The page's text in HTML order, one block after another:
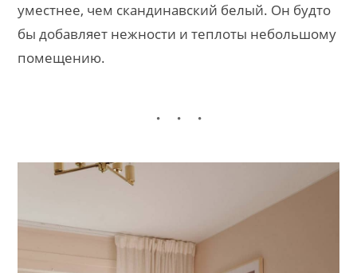
уместнее, чем скандинавский белый. Он будто
бы добавляет нежности и теплоты небольшому
помещению.